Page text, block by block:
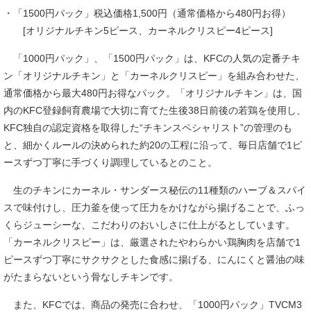
・「1500円パック」税込価格1,500円（通常価格から480円お得）
[オリジナルチキン5ピース、カーネルクリスピー4ピース]
「1000円パック」、「1500円パック」は、KFCの人気の定番チキ
ン「オリジナルチキン」と「カーネルクリスピー」を組み合わせた、
通常価格から最大480円お得なパック。「オリジナルチキン」は、国
内のKFC登録飼育農場で大切に育てた生後38日前後の若鶏を使用し、
KFC独自の認定資格を取得した“チキンスペシャリスト”の管理のも
と、細かくルールの決められた約20の工程に沿って、毎日店舗で1ピ
ースずつ丁寧に手づくり調理しているとのこと。
生のチキンにカーネル・サンダース秘伝の11種類のハーブ＆スパイ
スで味付けし、圧力釜を使って圧力をかけながら揚げることで、ふっ
くらジューシーな、こだわりのおいしさに仕上がるとしています。
「カーネルクリスピー」は、厳選されたやわらかい鶏胸肉を店舗で1
ピースずつ丁寧にサクサクとした食感に揚げる、にんにくと醤油の味
がたまらないという骨なしチキンです。
また、KFCでは、商品の発売に合わせ、「1000円パック」TVCM3